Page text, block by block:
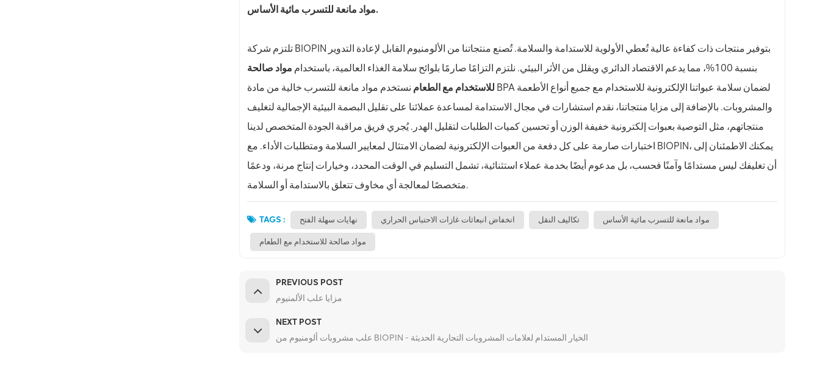
مواد مانعة للتسرب مائية الأساس.
تلتزم شركة BIOPIN بتوفير منتجات ذات كفاءة عالية تُعطي الأولوية للاستدامة والسلامة. تُصنع منتجاتنا من الألومنيوم القابل لإعادة التدوير
بنسبة 100%، مما يدعم الاقتصاد الدائري ويقلل من الأثر البيئي. نلتزم التزامًا صارمًا بلوائح سلامة الغذاء العالمية، باستخدام
مواد صالحة
للاستخدام مع الطعام نستخدم مواد مانعة للتسرب خالية من مادة BPA لضمان سلامة عبواتنا الإلكترونية للاستخدام مع جميع أنواع الأطعمة
والمشروبات. بالإضافة إلى مزايا منتجاتنا، نقدم استشارات في مجال الاستدامة لمساعدة عملائنا على تقليل البصمة البيئية الإجمالية لتغليف
منتجاتهم، مثل التوصية بعبوات إلكترونية خفيفة الوزن أو تحسين كميات الطلبات لتقليل الهدر. يُجري فريق مراقبة الجودة المتخصص لدينا
اختبارات صارمة على كل دفعة من العبوات الإلكترونية لضمان الامتثال لمعايير السلامة ومتطلبات الأداء. مع BIOPIN، يمكنك الاطمئنان إلى
أن تغليفك ليس مستدامًا وآمنًا فحسب، بل مدعوم أيضًا بخدمة عملاء استثنائية، تشمل التسليم في الوقت المحدد، وخيارات إنتاج مرنة، ودعمًا
متخصصًا لمعالجة أي مخاوف تتعلق بالاستدامة أو السلامة.
TAGS : نهايات سهلة الفتح انخفاض انبعاثات غازات الاحتباس الحراري تكاليف النقل مواد مانعة للتسرب مائية الأساس
مواد صالحة للاستخدام مع الطعام
PREVIOUS POST
مزايا علب الألمنيوم
NEXT POST
علب مشروبات ألومنيوم من BIOPIN - الخيار المستدام لعلامات المشروبات التجارية الحديثة